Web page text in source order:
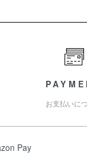
お支払いに
Pay